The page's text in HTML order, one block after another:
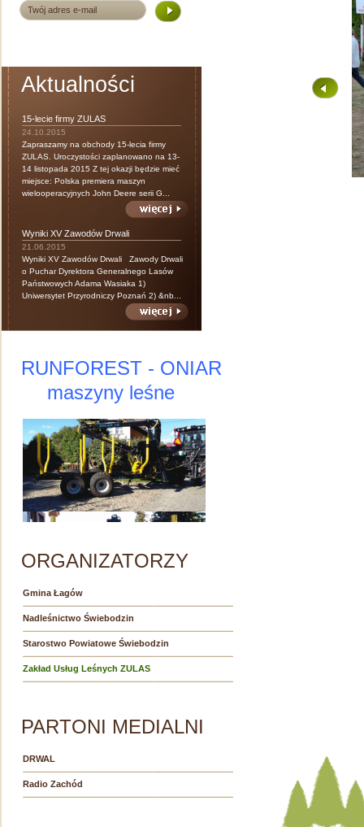
Aktualności
15-lecie firmy ZULAS
24.10.2015
Zapraszamy na obchody 15-lecia firmy
ZULAS. Uroczystości zaplanowano na 13-
14 listopada 2015 Z tej okazji będzie mieć
miejsce: Polska premiera maszyn
wielooperacyjnych John Deere serii G...
Wyniki XV Zawodów Drwali
21.06.2015
Wyniki XV Zawodów Drwali Zawody Drwali
o Puchar Dyrektora Generalnego Lasów
Państwowych Adama Wasiaka 1)
Uniwersytet Przyrodniczy Poznań 2) &nb...
RUNFOREST - ONIAR
maszyny leśne
ORGANIZATORZY
Gmina Łagów
Nadleśnictwo Świebodzin
Starostwo Powiatowe Świebodzin
Zakład Usług Leśnych ZULAS
PARTONI MEDIALNI
DRWAL
Radio Zachód